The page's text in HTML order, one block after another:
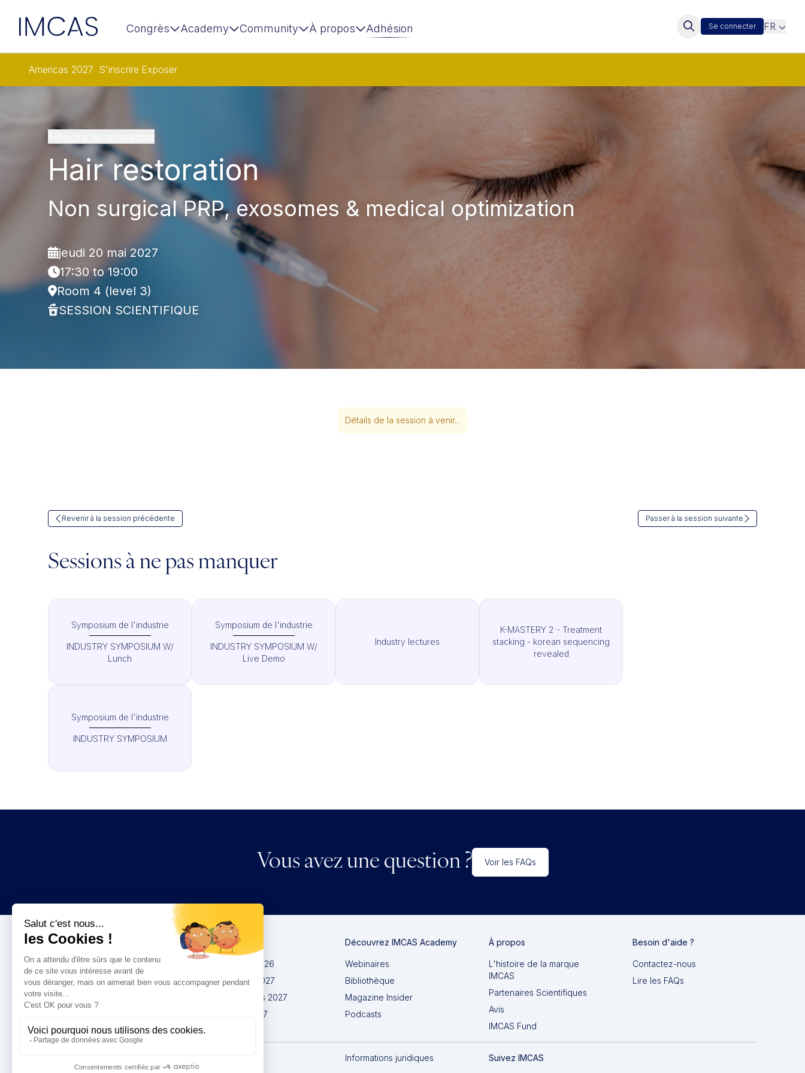
IMCAS Congrès Academy Community À propos Adhésion Se connecter FR
Americas 2027 S'inscrire Exposer
Hair restoration
Non surgical PRP, exosomes & medical optimization
jeudi 20 mai 2027
17:30 to 19:00
Room 4 (level 3)
SESSION SCIENTIFIQUE
Détails de la session à venir...
Revenir à la session précédente Passer à la session suivante
Sessions à ne pas manquer
Symposium de l'industrie
INDUSTRY SYMPOSIUM W/
Lunch
Symposium de l'industrie
INDUSTRY SYMPOSIUM W/
Live Demo
Industry lectures
K-MASTERY 2 - Treatment
stacking - korean sequencing
revealed
Symposium de l'industrie
INDUSTRY SYMPOSIUM
Vous avez une question ? Voir les FAQs
Congrès
IMCAS China 2026
IMCAS World 2027
IMCAS Americas 2027
IMCAS Asia 2027
Découvrez IMCAS Academy
Webinaires
Bibliothèque
Magazine Insider
Podcasts
À propos
L'histoire de la marque
IMCAS
Partenaires Scientifiques
Avis
IMCAS Fund
Besoin d'aide ?
Contactez-nous
Lire les FAQs
Informations juridiques Suivez IMCAS